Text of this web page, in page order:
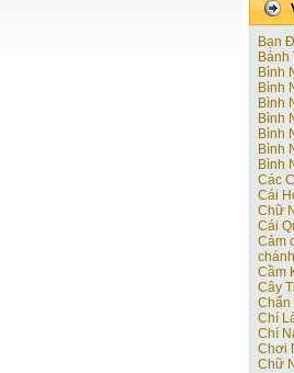
Bạn
Bình
Bình
Bình
Bình
Bình
Bình
Bình
Các
Cái
Chữ
Cái
Cảm
Cầm
Cây
Chẩn
Chí
Chí
Chơi
Chữ